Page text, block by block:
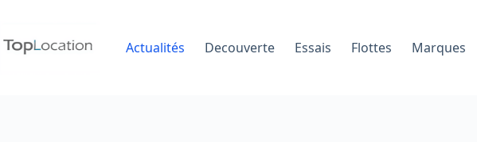
contenu
Actualités Decouverte Essais Flottes Marques